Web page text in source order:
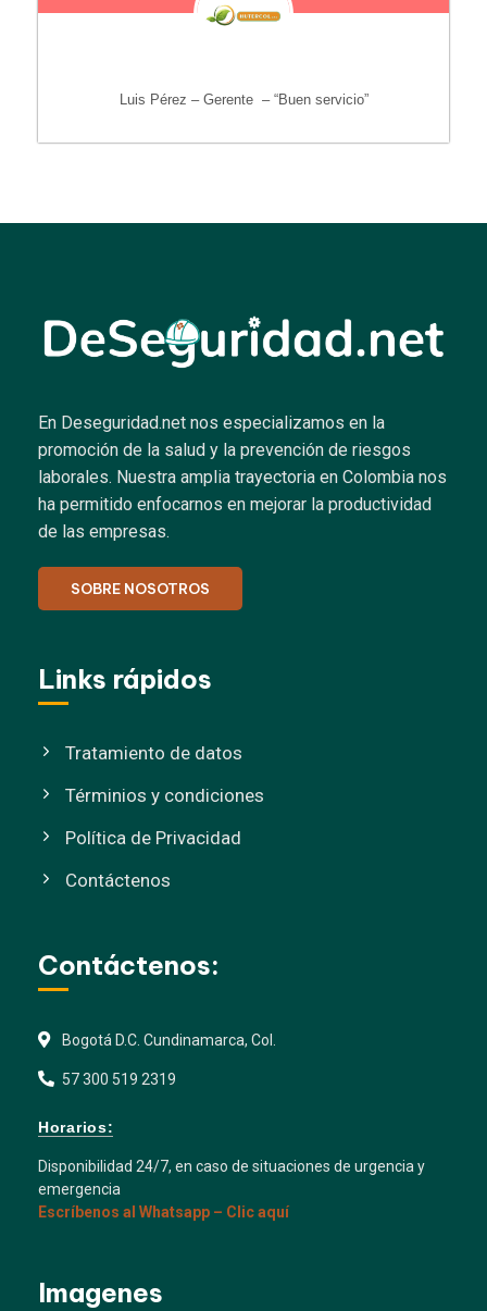
Luis Pérez – Gerente – “Buen servicio”
En Deseguridad.net nos especializamos en la
promoción de la salud y la prevención de riesgos
laborales. Nuestra amplia trayectoria en Colombia nos
ha permitido enfocarnos en mejorar la productividad
de las empresas.
SOBRE NOSOTROS
Links rápidos
Tratamiento de datos
Términios y condiciones
Política de Privacidad
Contáctenos
Contáctenos:
Bogotá D.C. Cundinamarca, Col.
57 300 519 2319
Horarios:
Disponibilidad 24/7, en caso de situaciones de urgencia y
emergencia
Escríbenos al Whatsapp – Clic aquí
Imagenes